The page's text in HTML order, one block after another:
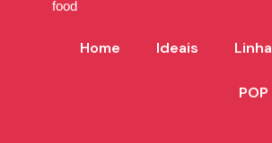
Home Ideais Linha
POP